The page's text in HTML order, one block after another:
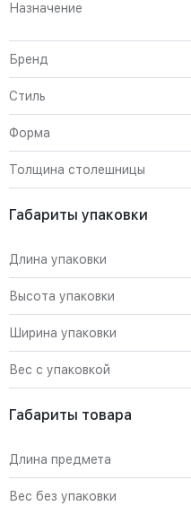
Назначение
Бренд
Стиль
Форма
Толщина столешницы
Габариты упаковки
Длина упаковки
Высота упаковки
Ширина упаковки
Вес с упаковкой
Габариты товара
Длина предмета
Вес без упаковки